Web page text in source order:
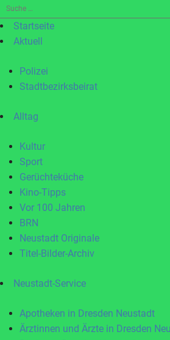
Suche
nach:Startseite
Aktuell
Polizei
Stadtbezirksbeirat
Alltag
Kultur
Sport
Gerüchteküche
Kino-Tipps
Vor 100 Jahren
BRN
Neustadt Originale
Titel-Bilder-Archiv
Neustadt-Service
Apotheken in Dresden Neustadt
Ärztinnen und Ärzte in Dresden